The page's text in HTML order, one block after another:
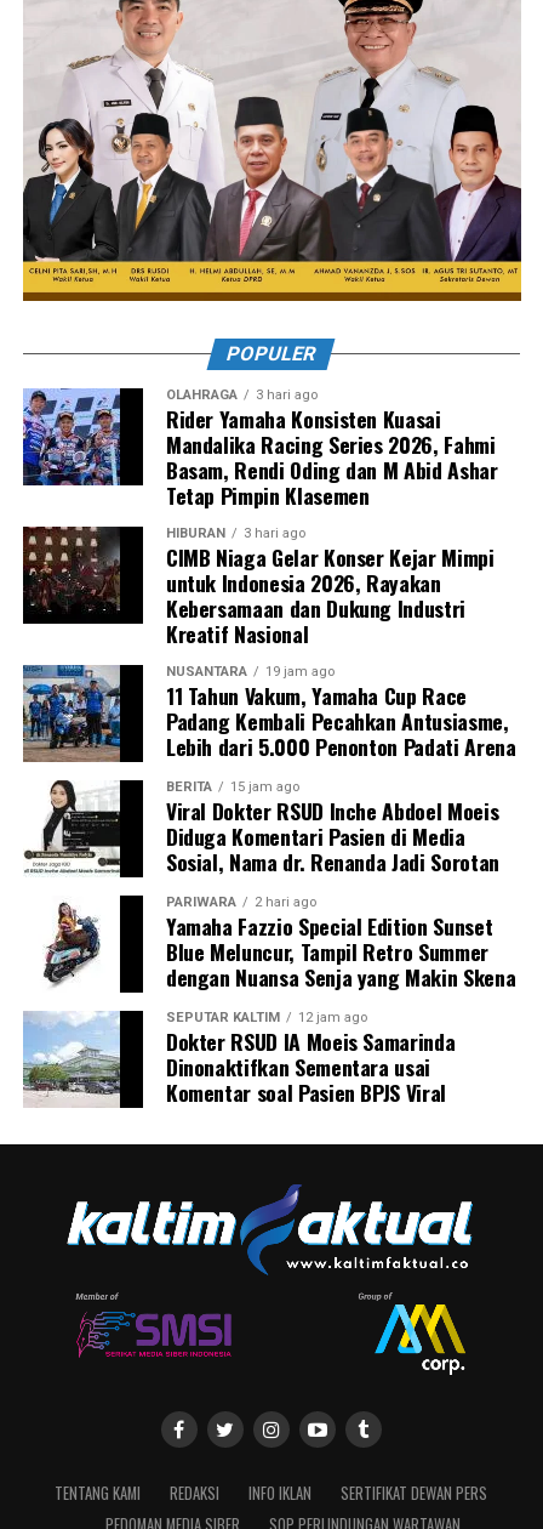
POPULER
OLAHRAGA 3 hari ago
Rider Yamaha Konsisten Kuasai
Mandalika Racing Series 2026, Fahmi
Basam, Rendi Oding dan M Abid Ashar
Tetap Pimpin Klasemen
HIBURAN 3 hari ago
CIMB Niaga Gelar Konser Kejar Mimpi
untuk Indonesia 2026, Rayakan
Kebersamaan dan Dukung Industri
Kreatif Nasional
NUSANTARA 19 jam ago
11 Tahun Vakum, Yamaha Cup Race
Padang Kembali Pecahkan Antusiasme,
Lebih dari 5.000 Penonton Padati Arena
BERITA 15 jam ago
Viral Dokter RSUD Inche Abdoel Moeis
Diduga Komentari Pasien di Media
Sosial, Nama dr. Renanda Jadi Sorotan
PARIWARA 2 hari ago
Yamaha Fazzio Special Edition Sunset
Blue Meluncur, Tampil Retro Summer
dengan Nuansa Senja yang Makin Skena
SEPUTAR KALTIM 12 jam ago
Dokter RSUD IA Moeis Samarinda
Dinonaktifkan Sementara usai
Komentar soal Pasien BPJS Viral
TENTANG KAMI REDAKSI INFO IKLAN
SERTIFIKAT DEWAN PERS